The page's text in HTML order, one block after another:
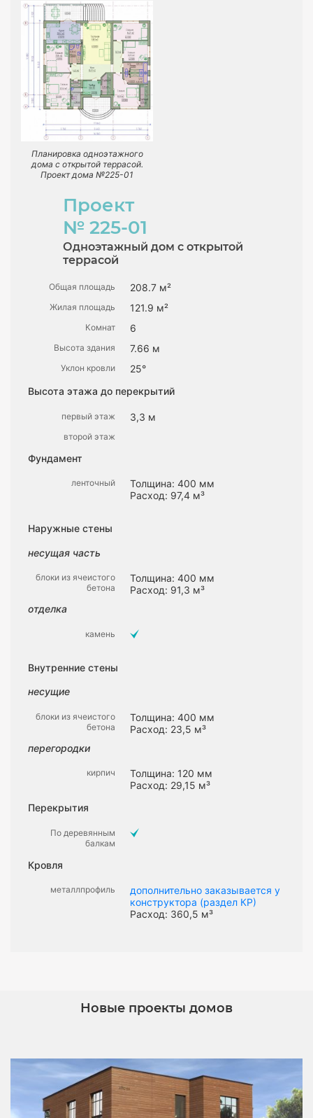
Планировка одноэтажного
дома с открытой террасой.
Проект дома №225-01
Проект
№ 225-01
Одноэтажный дом с открытой
террасой
Общая площадь 208.7 м²
Жилая площадь 121.9 м²
Комнат 6
Высота здания 7.66 м
Уклон кровли
25°
Высота этажа до перекрытий
первый этаж 3,3 м
второй этаж
Фундамент
ленточный
Толщина: 400 мм
Расход: 97,4 м³
Наружные стены
несущая часть
блоки из ячеистого
бетона
Толщина: 400 мм
Расход: 91,3 м³
отделка
камень
Внутренние стены
несущие
блоки из ячеистого
бетона
Толщина: 400 мм
Расход: 23,5 м³
перегородки
кирпич
Толщина: 120 мм
Расход: 29,15 м³
Перекрытия
По деревянным
балкам
Кровля
металлпрофиль
дополнительно заказывается у
конструктора (раздел КР)
Расход: 360,5 м³
Новые проекты домов